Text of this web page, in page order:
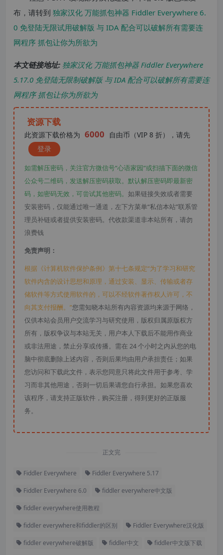
布，请转到 独家汉化 万能抓包神器 Fiddler Everywhere 6.
0 免登陆无限试用破解版 与 IDA 配合可以破解所有需要连
网程序 抓包让你为所欲为
本文链接地址: 独家汉化 万能抓包神器 Fiddler Everywhere
5.17.0 免登陆无限制破解版 与 IDA 配合可以破解所有需要连
网程序 抓包让你为所欲为
资源下载
此资源下载价格为 6000
自由币（VIP 8 折），请先
登录
如需解压密码，关注官方微信号“心语家园“或扫描下面的微信
公众号二维码，发送解压密码获取。默认解压密码即最新密
码，如密码无效，可尝试其他密码。 如果链接失效或者需要
安装密码，仅能通过唯一通道，左下方菜单“私信本站”联系管
理员补链或者提供安装密码。代收款渠道非本站所有，请勿
浪费钱
免责声明：
根据《计算机软件保护条例》第十七条规定“为了学习和研究
软件内含的设计思想和原理，通过安装、显示、传输或者存
储软件等方式使用软件的，可以不经软件著作权人许可，不
向其支付报酬。”您需知晓本站所有内容资源均来源于网络，
仅供本站会员用户交流学习与研究使用，版权归属原版权方
所有，版权争议与本站无关，用户本人下载后不能用作商业
或非法用途，禁止分享或传播。需在 24 个小时之内从您的电
脑中彻底删除上述内容，否则后果均由用户承担责任；如果
您访问和下载此文件，表示您同意只将此文件用于参考、学
习而非其他用途，否则一切后果请您自行承担。如果您喜欢
该程序，请支持正版软件，购买注册，得到更好的正版服
务。
正文完
Fiddler Everywhere Fiddler Everywhere 5.17
Fiddler Everywhere 6.0 fiddler everywhere中文版
fiddler everywhere使用教程
fiddler everywhere和fiddler的区别 Fiddler Everywhere汉化版
fiddler everywhere破解版 fiddler中文 fiddler中文版下载